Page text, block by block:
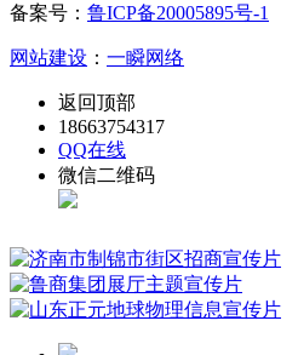
备案号： 鲁ICP备20005895号-1
网站建设 ： 一瞬网络
返回顶部
18663754317
QQ在线
微信二维码